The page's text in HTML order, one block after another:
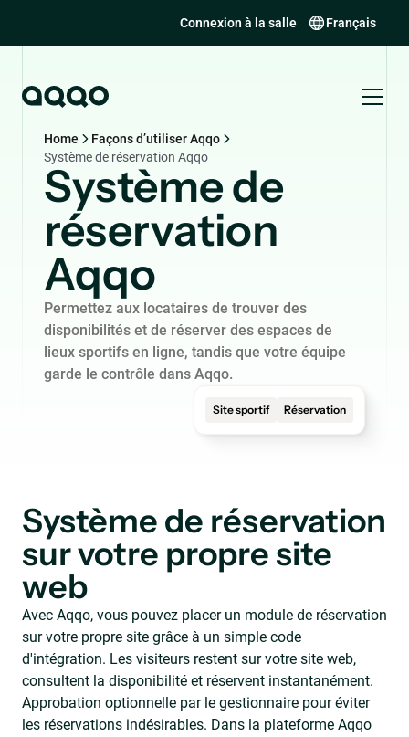
Connexion à la salle Français
Home
Façons d’utiliser Aqqo
Système de réservation Aqqo
Système de
réservation
Aqqo
Permettez aux locataires de trouver des
disponibilités et de réserver des espaces de
lieux sportifs en ligne, tandis que votre équipe
garde le contrôle dans Aqqo.
Site sportif Réservation
Système de réservation
sur votre propre site
web
Avec Aqqo, vous pouvez placer un module de réservation
sur votre propre site grâce à un simple code
d'intégration. Les visiteurs restent sur votre site web,
consultent la disponibilité et réservent instantanément.
Approbation optionnelle par le gestionnaire pour éviter
les réservations indésirables. Dans la plateforme Aqqo